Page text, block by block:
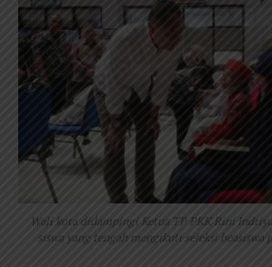
Wali kota didampingi Ketua TP PKK Rini
siswa yang tengah mengikuti seleksi beasiswa